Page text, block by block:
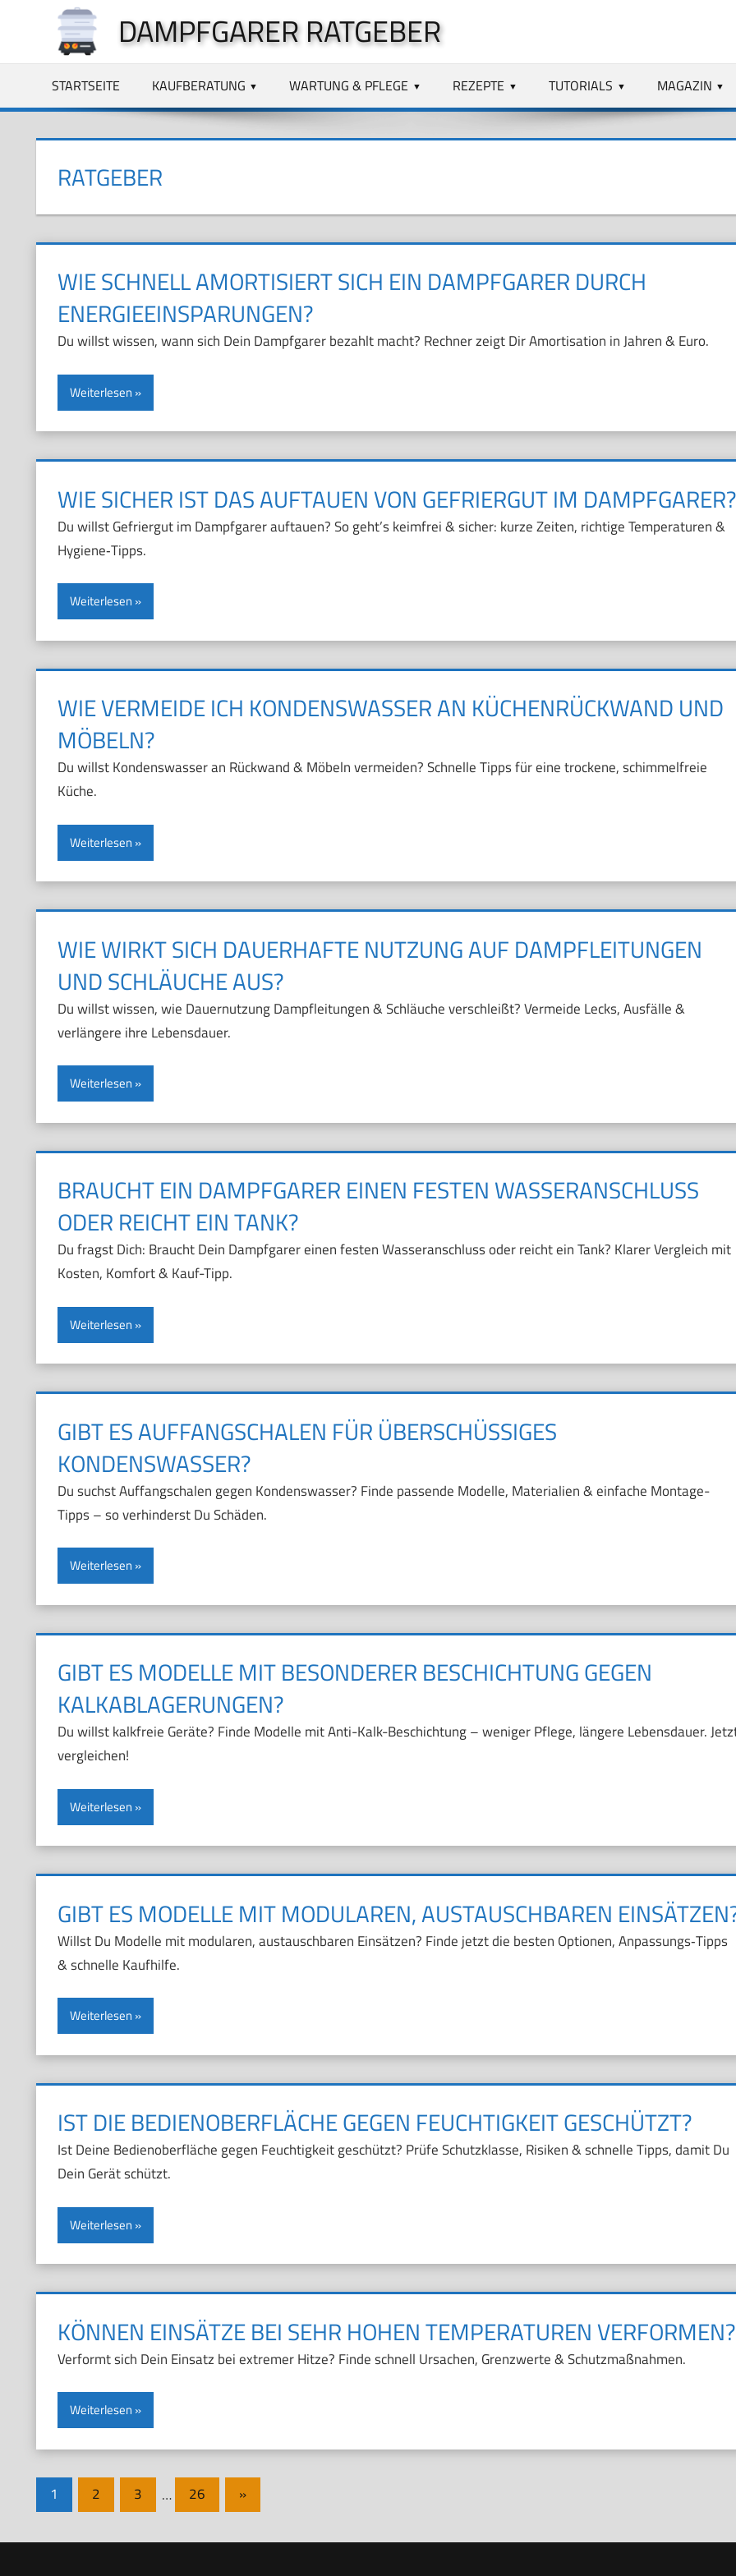
springen
DAMPFGARER RATGEBER
STARTSEITE KAUFBERATUNG WARTUNG & PFLEGE REZEPTE TUTORIALS MAGAZIN
RATGEBER
WIE SCHNELL AMORTISIERT SICH EIN DAMPFGARER DURCH
ENERGIEEINSPARUNGEN?
Du willst wissen, wann sich Dein Dampfgarer bezahlt macht? Rechner zeigt Dir Amortisation in Jahren & Euro.
Weiterlesen
WIE SICHER IST DAS AUFTAUEN VON GEFRIERGUT IM DAMPFGARER?
Du willst Gefriergut im Dampfgarer auftauen? So geht’s keimfrei & sicher: kurze Zeiten, richtige Temperaturen &
Hygiene‑Tipps.
Weiterlesen
WIE VERMEIDE ICH KONDENSWASSER AN KÜCHENRÜCKWAND UND
MÖBELN?
Du willst Kondenswasser an Rückwand & Möbeln vermeiden? Schnelle Tipps für eine trockene, schimmelfreie
Küche.
Weiterlesen
WIE WIRKT SICH DAUERHAFTE NUTZUNG AUF DAMPFLEITUNGEN
UND SCHLÄUCHE AUS?
Du willst wissen, wie Dauernutzung Dampfleitungen & Schläuche verschleißt? Vermeide Lecks, Ausfälle &
verlängere ihre Lebensdauer.
Weiterlesen
BRAUCHT EIN DAMPFGARER EINEN FESTEN WASSERANSCHLUSS
ODER REICHT EIN TANK?
Du fragst Dich: Braucht Dein Dampfgarer einen festen Wasseranschluss oder reicht ein Tank? Klarer Vergleich mit
Kosten, Komfort & Kauf-Tipp.
Weiterlesen
GIBT ES AUFFANGSCHALEN FÜR ÜBERSCHÜSSIGES
KONDENSWASSER?
Du suchst Auffangschalen gegen Kondenswasser? Finde passende Modelle, Materialien & einfache Montage-
Tipps – so verhinderst Du Schäden.
Weiterlesen
GIBT ES MODELLE MIT BESONDERER BESCHICHTUNG GEGEN
KALKABLAGERUNGEN?
Du willst kalkfreie Geräte? Finde Modelle mit Anti-Kalk-Beschichtung – weniger Pflege, längere Lebensdauer.
vergleichen!
Weiterlesen
GIBT ES MODELLE MIT MODULAREN, AUSTAUSCHBAREN
Willst Du Modelle mit modularen, austauschbaren Einsätzen? Finde jetzt die besten Optionen, Anpassungs‑Tipps
& schnelle Kaufhilfe.
Weiterlesen
IST DIE BEDIENOBERFLÄCHE GEGEN FEUCHTIGKEIT GESCHÜTZT?
Ist Deine Bedienoberfläche gegen Feuchtigkeit geschützt? Prüfe Schutzklasse, Risiken & schnelle Tipps, damit Du
Dein Gerät schützt.
Weiterlesen
KÖNNEN EINSÄTZE BEI SEHR HOHEN TEMPERATUREN VERFORMEN?
Verformt sich Dein Einsatz bei extremer Hitze? Finde schnell Ursachen, Grenzwerte & Schutzmaßnahmen.
Weiterlesen
Seitennummerierung
1 2 3 … 26
Nächste
Beiträge
»